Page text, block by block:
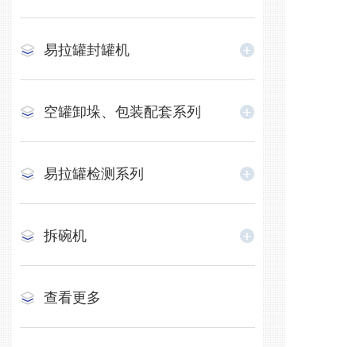
易拉罐封罐机
空罐卸垛、包装配套系列
易拉罐检测系列
拆碗机
查看更多